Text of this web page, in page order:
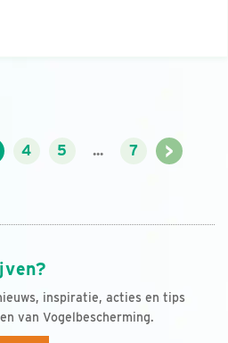
4 5 ... 7 >
inspiratie, acties en tips
van Vogelbescherming.